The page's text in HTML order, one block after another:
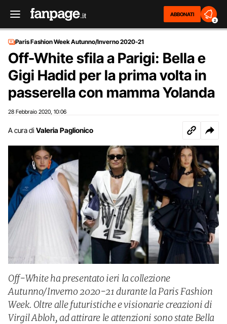
ABBONATI
2
Paris Fashion Week Autunno/Inverno 2020-21
Off-White sfila a Parigi: Bella e
Gigi Hadid per la prima volta in
passerella con mamma Yolanda
28 Febbraio 2020 10:06
A cura di Valeria Paglionico
Off-White ha presentato ieri la collezione
Autunno/Inverno 2020-21 durante la Paris Fashion
Week. Oltre alle futuristiche e visionarie creazioni di
Virgil Abloh, ad attirare le attenzioni sono state Bella